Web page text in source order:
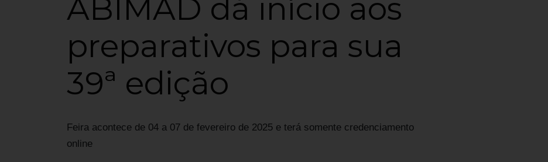
ABIMAD dá início aos
preparativos para sua
39ª edição
Feira acontece de 04 a 07 de fevereiro de 2025 e terá somente credenciamento
online